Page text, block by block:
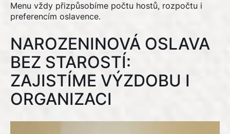
Menu vždy přizpůsobíme počtu hostů, rozpočtu i
preferencím oslavence.
NAROZENINOVÁ OSLAVA
BEZ STAROSTÍ:
ZAJISTÍME VÝZDOBU I
ORGANIZACI